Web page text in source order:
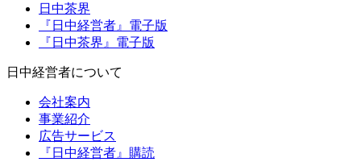
日中茶界
『日中経営者』電子版
『日中茶界』電子版
日中経営者について
会社案内
事業紹介
広告サービス
『日中経営者』購読